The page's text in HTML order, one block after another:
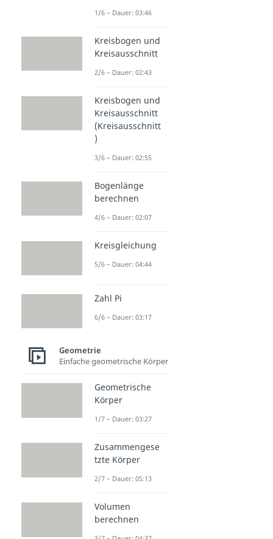
1/6 – Dauer: 03:46
Kreisbogen und
Kreisausschnitt
2/6 – Dauer: 02:43
Kreisbogen und
Kreisausschnitt
(Kreisausschnitt
)
3/6 – Dauer: 02:55
Bogenlänge
berechnen
4/6 – Dauer: 02:07
Kreisgleichung
5/6 – Dauer: 04:44
Zahl Pi
6/6 – Dauer: 03:17
Geometrie
Einfache geometrische Körper
Geometrische
Körper
1/7 – Dauer: 03:27
Zusammengese
tzte Körper
2/7 – Dauer: 05:13
Volumen
berechnen